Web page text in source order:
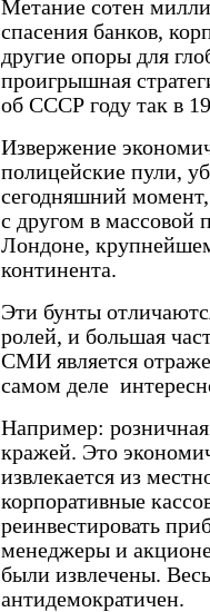
Метание сотен
спасения банков,
другие опоры для
проигрышная
об СССР году так в
Извержение
полицейские пули,
сегодняшний
с другом в массовой
Лондоне,
континента.
Эти бунты
ролей, и большая
СМИ является
самом деле
Например: розничная
кражей. Это
извлекается из
корпоративные
реинвестировать
менеджеры и
были извлечены.
антидемократичен.